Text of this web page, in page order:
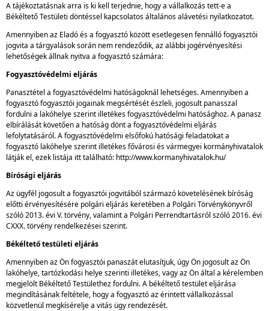
A tájékoztatásnak arra is ki kell terjednie, hogy a vállalkozás tett-e a
Békéltető Testületi döntéssel kapcsolatos általános alávetési nyilatkozatot.
Amennyiben az Eladó és a fogyasztó között esetlegesen fennálló fogyasztói
jogvita a tárgyalások során nem rendeződik, az alábbi jogérvényesítési
lehetőségek állnak nyitva a fogyasztó számára:
Fogyasztóvédelmi eljárás
Panasztétel a fogyasztóvédelmi hatóságoknál lehetséges. Amennyiben a
fogyasztó fogyasztói jogainak megsértését észleli, jogosult panasszal
fordulni a lakóhelye szerint illetékes fogyasztóvédelmi hatósághoz. A panasz
elbírálását követően a hatóság dönt a fogyasztóvédelmi eljárás
lefolytatásáról. A fogyasztóvédelmi elsőfokú hatósági feladatokat a
fogyasztó lakóhelye szerint illetékes fővárosi és vármegyei kormányhivatalok
látják el, ezek listája itt található: http://www.kormanyhivatalok.hu/
Bírósági eljárás
Az ügyfél jogosult a fogyasztói jogvitából származó követelésének bíróság
előtti érvényesítésére polgári eljárás keretében a Polgári Törvénykönyvről
szóló 2013. évi V. törvény, valamint a Polgári Perrendtartásról szóló 2016. évi
CXXX. törvény rendelkezései szerint.
Békéltető testületi eljárás
Amennyiben az Ön fogyasztói panaszát elutasítjuk, úgy Ön jogosult az Ön
lakóhelye, tartózkodási helye szerinti illetékes, vagy az Ön által a kérelemben
megjelölt Békéltető Testülethez fordulni. A békéltető testület eljárása
megindításának feltétele, hogy a fogyasztó az érintett vállalkozással
közvetlenül megkísérelje a vitás ügy rendezését.